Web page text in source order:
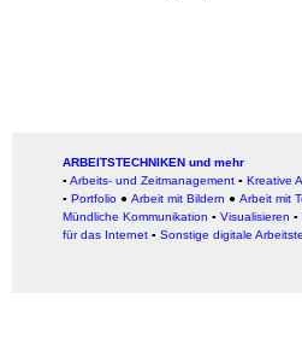
ARBEITSTECHNIKEN und mehr
▪ Arbeits- und Zeitmanagement ▪ Kreative
▪ Portfolio ● Arbeit mit Bildern ● Arbeit mit
Mündliche Kommunikation ▪ Visualisieren ▪
für das Internet ▪ Sonstige digitale